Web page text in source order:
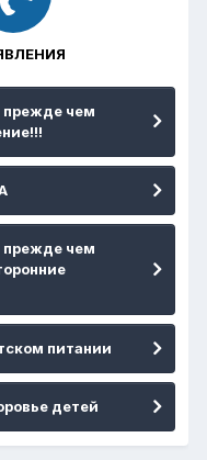
прежде чем
прежде чем
питании
детей